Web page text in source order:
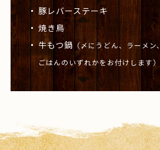
豚レバーステーキ
焼き鳥
牛もつ鍋 （〆にうどん、ラーメン、
ごはんのいずれかをお付けします）